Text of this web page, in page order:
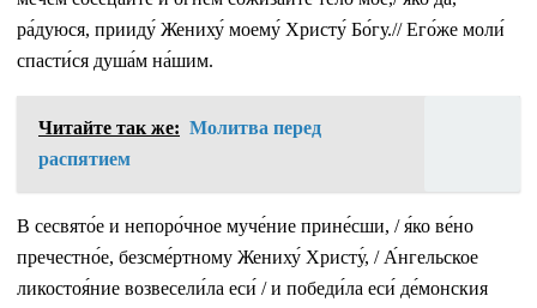
ра́дуюся, прииду́ Жениху́ моему́ Христу́ Бо́гу.// Его́же моли́
спасти́ся душа́м на́шим.
Читайте так же: Молитва перед
распятием
В сесвято́е и непоро́чное муче́ние прине́сши, / я́ко ве́но
пречестно́е, безсме́ртному Жениху́ Христу́, / А́нгельское
ликостоя́ние возвесели́ла еси́ / и победи́ла еси́ де́монския